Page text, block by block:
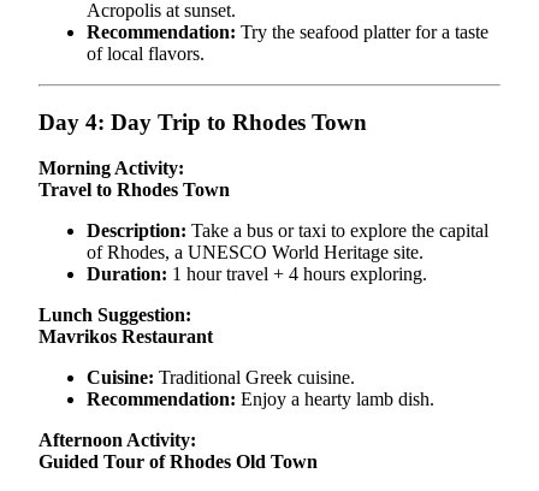
Acropolis at sunset.
Recommendation: Try the seafood platter for a taste
of local flavors.
Day 4: Day Trip to Rhodes Town
Morning Activity:
Travel to Rhodes Town
Description: Take a bus or taxi to explore the capital
of Rhodes, a UNESCO World Heritage site.
Duration: 1 hour travel + 4 hours exploring.
Lunch Suggestion:
Mavrikos Restaurant
Cuisine: Traditional Greek cuisine.
Recommendation: Enjoy a hearty lamb dish.
Afternoon Activity:
Guided Tour of Rhodes Old Town